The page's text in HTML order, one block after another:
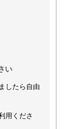
い
したら自由
用くださ